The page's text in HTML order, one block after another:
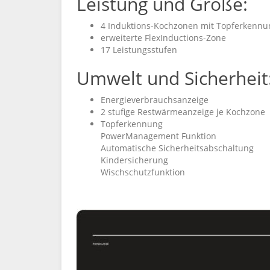
4 Induktions-Kochzonen mit
erweiterte FlexInductions-Zone
17 Leistungsstufen
Umwelt und
Energieverbrauchsanzeige
2 stufige Restwärmeanzeige je Kochzone
Topferkennung
PowerManagement Funktion
Automatische Sicherheitsabschaltung
Kindersicherung
Wischschutzfunktion